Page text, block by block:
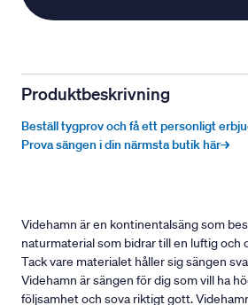
Produktbeskrivning
Beställ tygprov och få ett personligt
Prova sängen i din närmsta butik här→
Videhamn är en kontinentalsäng som
naturmaterial som bidrar till en luftig och
Tack vare materialet håller sig sängen
Videhamn är sängen för dig som vill ha
följsamhet och sova riktigt gott.